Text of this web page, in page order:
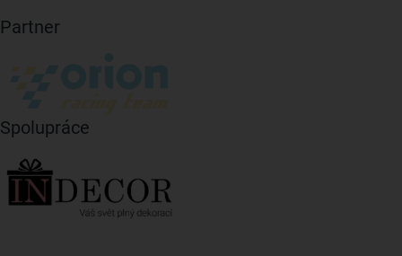
Partner
Spolupráce